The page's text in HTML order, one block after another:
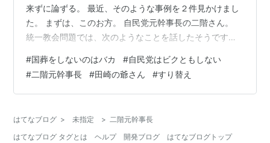
来ずに論ずる。 最近、そのような事例を２件見かけまし
た。 まずは、このお方。 自民党元幹事長の二階さん。
統一教会問題では、次のようなことを話したそうです。
援してやろう』と言ってくれたら『よろしくお願いしま
す』っていうのは、もうこれは合言葉ですよ」 「モノ買
いに来てくれたら『毎度ありがとうございます』って商
ど、犯罪行為に関して様々な判決が確定している団体と
のことについて聞かれているのに、商売…
#国葬をしないのはバカ #自民党はビクともしない
#二階元幹事長 #田崎の爺さん #すり替え
はてなブログ > 未指定 > 二階元幹事長
はてなブログ タグとは
ヘルプ 開発ブログ はてなブログトップ